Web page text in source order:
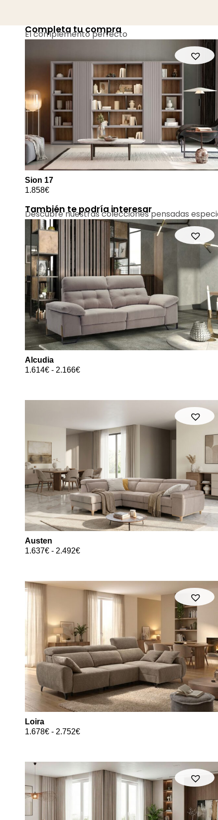
Completa tu compra
El complemento perfecto
Sion 17
1.858€
También te podría interesar
Descubre nuestras colecciones pensadas
Alcudia
1.614€ - 2.166€
Austen
1.637€ - 2.492€
Loira
1.678€ - 2.752€